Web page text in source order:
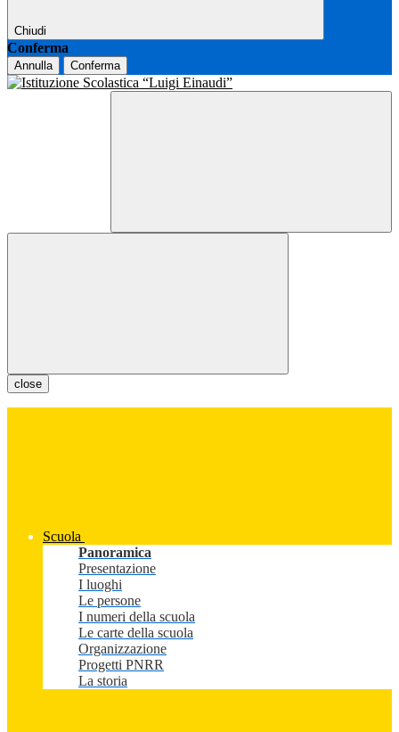
Chiudi
Conferma
Annulla Conferma
close
Scuola
Panoramica
Presentazione
I luoghi
Le persone
I numeri della scuola
Le carte della scuola
Organizzazione
Progetti PNRR
La storia